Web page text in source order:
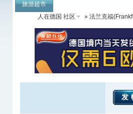
旅游超市
人在德国 社区
» 法兰克福
发